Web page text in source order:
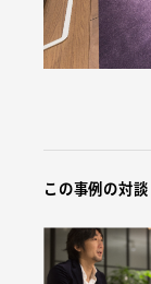
この事例の対